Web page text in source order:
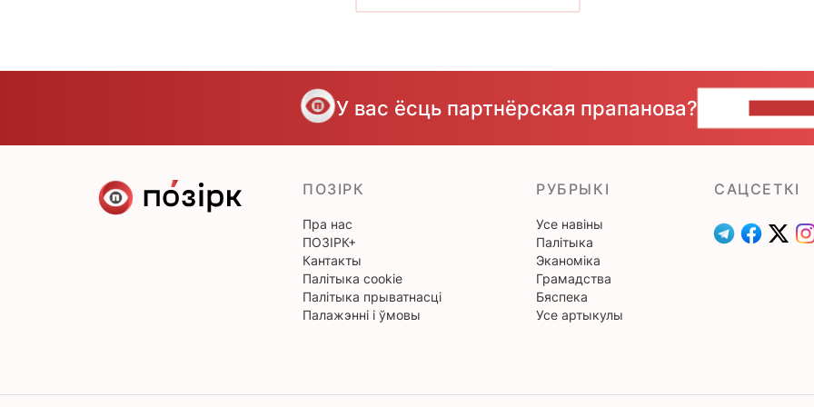
У вас ёсць партнёрская прапанова?
ПОЗІРК
Пра нас
ПОЗІРК+
Кантакты
Палітыка cookie
Палітыка прыватнасці
Палажэнні і ўмовы
РУБРЫКІ
Усе навіны
Палітыка
Эканоміка
Грамадства
Бяспека
Усе артыкулы
САЦСЕТКІ